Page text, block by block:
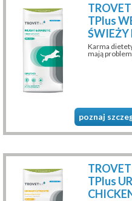
TPlus
Karma
mają
poznaj
TPlus